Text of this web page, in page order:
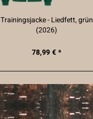
Trainingsjacke - Liedfett, grün
(2026)
78,99 € *